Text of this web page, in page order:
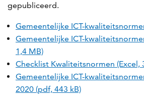
gepubliceerd.
Gemeentelijke ICT-
Gemeentelijke ICT-
1,4 MB)
Checklist Kwaliteitsnormen (Excel,
Gemeentelijke ICT-
2020 (pdf, 443 kB)